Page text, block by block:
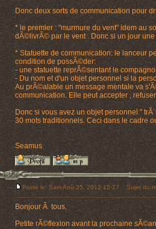
Donc deux sorts de communication pour
* le premier : "murmure du vent" idem au
dÃ©livrÃ© par le vent . Donc si un jour
* Statuette de communication: le lanceur
condition de possÃ©der:
- une statuette reprÃ©sentant le
- Du nom et d'un objet personnel si la
Au prÃ©alable un message mentale va
communication. Elle peut accepter ,
Donc si vous avez un objet personnel "
30 mots traditionnels. Ceci dans le cadre
Seamus
Posté le: Sam Aoû 25, 2012 15:27 Sujet du
Bonjour Ã tous,
Petite rÃ©flexion avant la prochaine